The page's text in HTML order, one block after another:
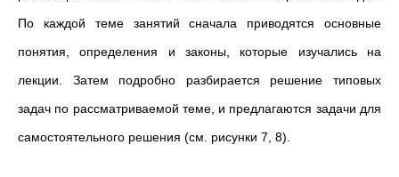
По каждой теме занятий сначала приводятся основные
понятия, определения и законы, которые изучались на
лекции. Затем подробно разбирается решение типовых
задач по рассматриваемой теме, и предлагаются задачи для
самостоятельного решения (см. рисунки 7, 8).